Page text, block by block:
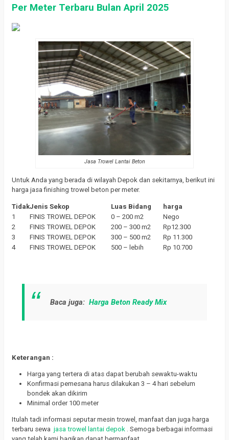
Per Meter Terbaru Bulan April 2025
Jasa Trowel Lantai Beton
Untuk Anda yang berada di wilayah Depok dan sekitarnya, berikut ini
harga jasa finishing trowel beton per meter.
TidakJenis Sekop Luas Bidang
harga
1
FINIS TROWEL DEPOK 0 – 200 m2
Nego
2
FINIS TROWEL DEPOK 200 – 300 m2
Rp12.300
3
FINIS TROWEL DEPOK 300 – 500 m2
Rp 11.300
4
FINIS TROWEL DEPOK 500 – lebih Rp 10.700
Baca juga:Harga Beton Ready Mix
Keterangan :
Harga yang tertera di atas dapat berubah sewaktu-waktu
Konfirmasi pemesana harus dilakukan 3 – 4 hari sebelum
bondek akan dikirim
Minimal order 100 meter
Itulah tadi informasi seputar mesin trowel, manfaat dan juga harga
terbaru sewa jasa trowel lantai depok . Semoga berbagai informasi